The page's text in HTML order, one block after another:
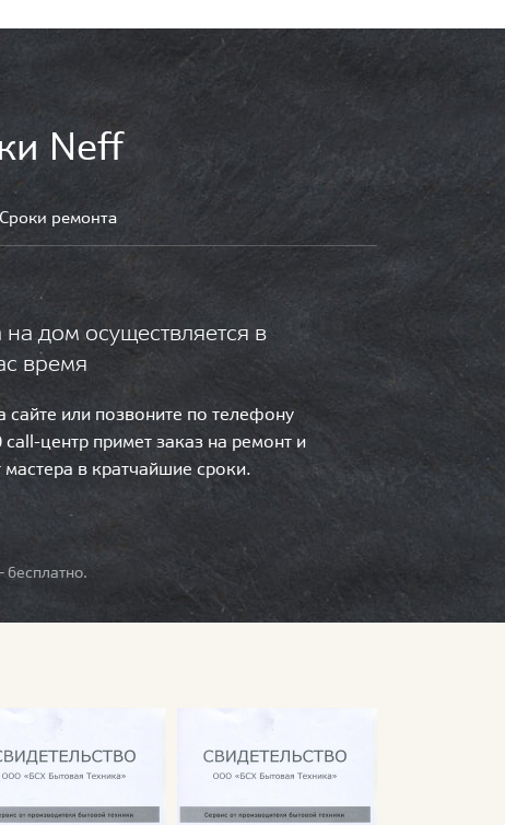
Neff
Сроки ремонта
дом осуществляется в
время
сайте или позвоните по телефону
центр примет заказ на ремонт и
мастера в кратчайшие сроки.
бесплатно.